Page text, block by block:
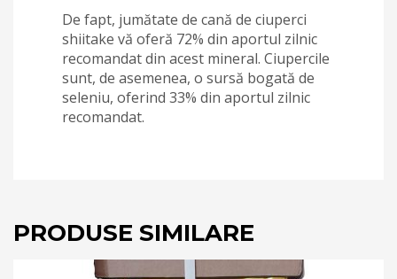
De fapt, jumătate de cană de ciuperci
shiitake vă oferă 72% din aportul zilnic
recomandat din acest mineral. Ciupercile
sunt, de asemenea, o sursă bogată de
seleniu, oferind 33% din aportul zilnic
recomandat.
PRODUSE SIMILARE